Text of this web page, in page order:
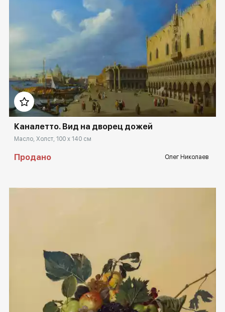
Домен: rakovgallery.ru
Каналетто. Вид на дворец дожей
Масло, Холст, 100 x 140 см
Продано Олег Николаев